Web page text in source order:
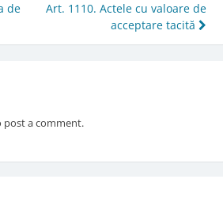
de
Art. 1110. Actele cu valoare de
acceptare tacită
post a comment.